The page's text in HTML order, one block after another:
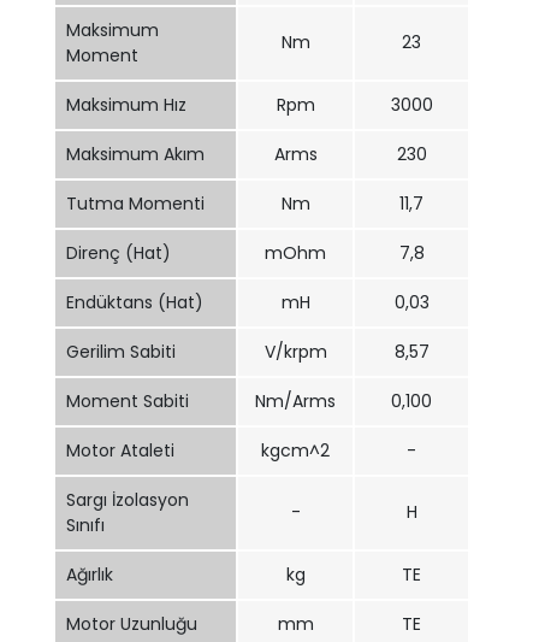
Maksimum
Moment
Nm 23
Maksimum Hız Rpm 3000
Maksimum Akım Arms 230
Tutma Momenti Nm 11,7
Direnç (Hat) mOhm 7,8
Endüktans (Hat) mH 0,03
Gerilim Sabiti V/krpm 8,57
Moment Sabiti Nm/Arms 0,100
Motor Ataleti kgcm^2 -
Sargı İzolasyon
Sınıfı
- H
Ağırlık kg TE
Motor Uzunluğu mm TE